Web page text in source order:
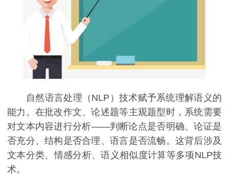
自然语言处理（NLP）技术赋予系统理解语义的
能力。在批改作文、论述题等主观题型时，系统需要
对文本内容进行分析——判断论点是否明确、论证是
否充分、结构是否合理、语言是否流畅。这背后涉及
文本分类、情感分析、语义相似度计算等多项NLP技
术。